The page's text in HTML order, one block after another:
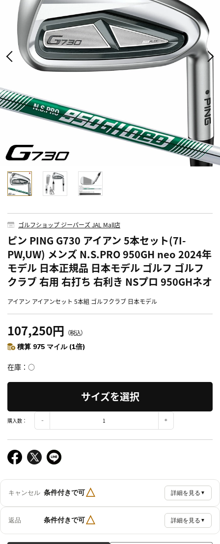
ゴルフショップ ジーパーズ JAL Mall店
ピン PING G730 アイアン 5本セット(7I-
PW,UW) メンズ N.S.PRO 950GH neo 2024年
モデル 日本正規品 日本モデル ゴルフ ゴルフ
クラブ 右用 右打ち 右利き NSプロ 950GHネオ
アイアン アイアンセット 5本組 ゴルフクラブ 日本モデル
107,250円 （税込）
積算 975 マイル (1倍)
在庫 ○
サイズを選択
購入数：
キャンセル 条件付きで可△ 詳細を見る ▼
返品 条件付きで可△ 詳細を見る ▼